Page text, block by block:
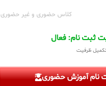
کلاس حضوری و غیر حضوری
ثبت نام: فعال
ظرفیت
نام آموزش حضوری